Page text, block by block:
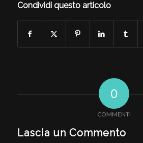
Condividi questo articolo
0
COMMENTI
Lascia un Commento